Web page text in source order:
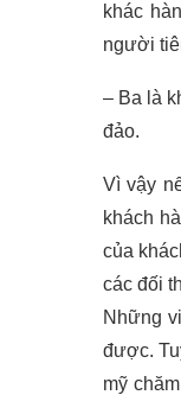
khác
người
– Ba là
đảo.
Vì vậy
khách
của
các đối
Những
được.
mỹ